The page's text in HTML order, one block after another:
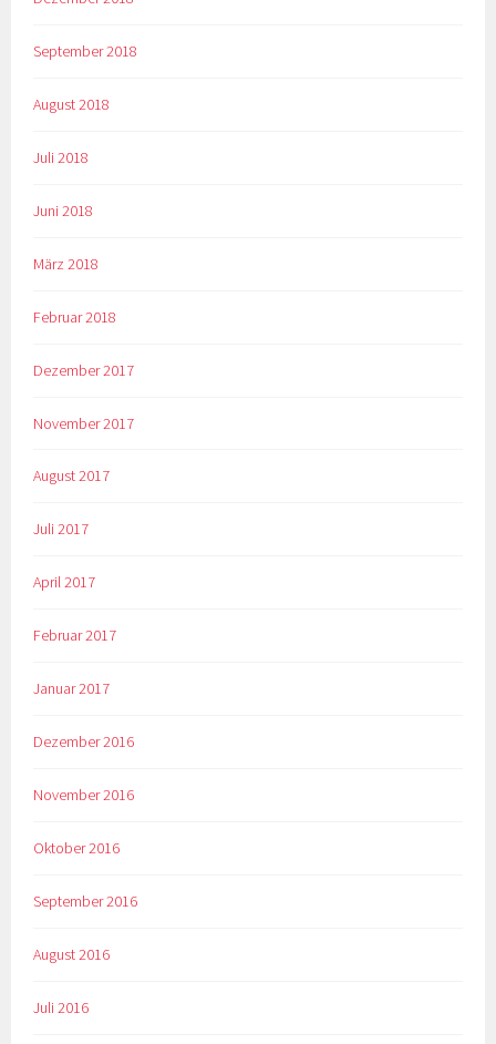
September 2018
August 2018
Juli 2018
Juni 2018
März 2018
Februar 2018
Dezember 2017
November 2017
August 2017
Juli 2017
April 2017
Februar 2017
Januar 2017
Dezember 2016
November 2016
Oktober 2016
September 2016
August 2016
Juli 2016